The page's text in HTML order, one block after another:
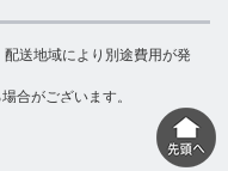
送地域により別途費用が発
合がございます。
発生いたします。